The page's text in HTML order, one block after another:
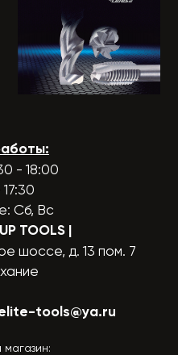
- 18:00
Сб, Вс
TOOLS |
шоссе, д. 13 пом. 7
tools@ya.ru
магазин: